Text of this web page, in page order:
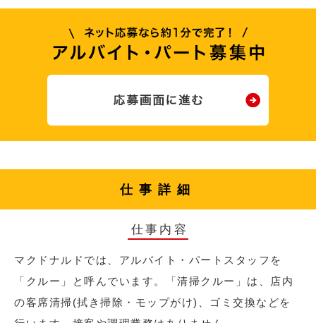
仕事詳細
仕事内容
マクドナルドでは、アルバイト・パートスタッフを
「クルー」と呼んでいます。「清掃クルー」は、店内
の客席清掃(拭き掃除・モップがけ)、ゴミ交換などを